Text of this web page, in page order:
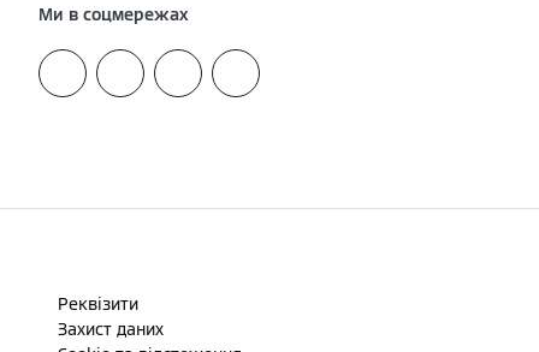
Ми в соцмережах
Реквізити
Захист даних